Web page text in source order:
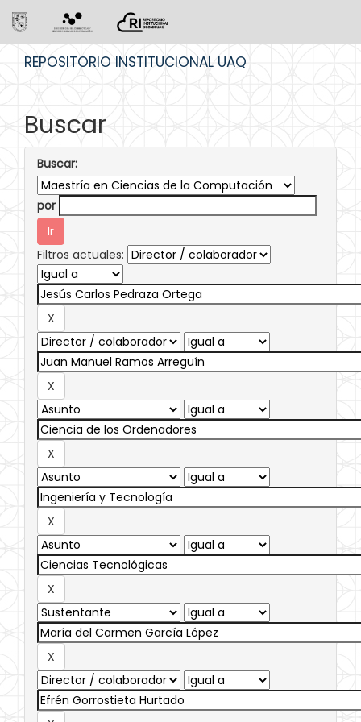
REPOSITORIO INSTITUCIONAL UAQ
Buscar
Buscar:
por
Filtros actuales: